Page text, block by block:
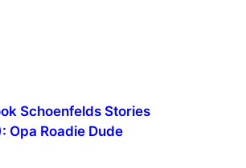
Schoenfelds Stories
Opa Roadie Dude